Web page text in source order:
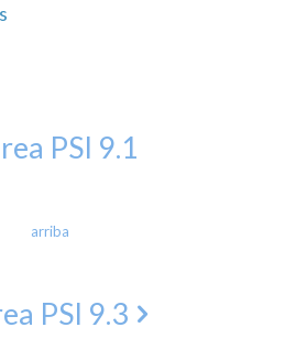
PSI 9.1
arriba
PSI 9.3